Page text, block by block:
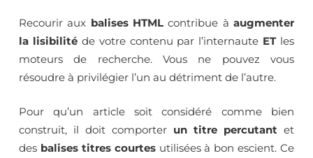
Recourir aux balises HTML contribue àaugmenter
la lisibilitéde votre contenu par l’internaute ETles
moteurs de recherche. Vous ne pouvez vous
résoudre à privilégier l’un au détriment de l’autre.
Pour qu’un article soit considéré comme bien
construit, il doit comporter un titre percutant et
des balises titres courtesutilisées à bon escient. Ce